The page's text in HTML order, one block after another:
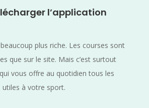
l’application
plus riche. Les courses sont
que sur le site. Mais c’est surtout
vous offre au quotidien tous les
utiles à votre sport.